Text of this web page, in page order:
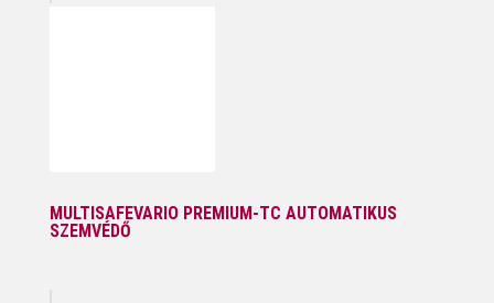
MULTISAFEVARIO PREMIUM-TC AUTOMATIKUS
SZEMVÉDŐ